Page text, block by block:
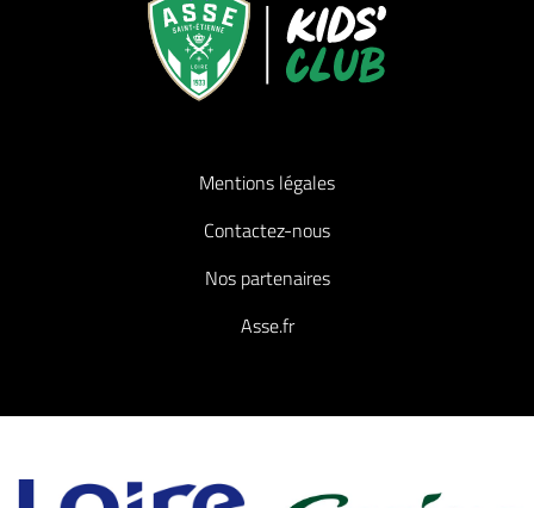
Mentions légales
Contactez-nous
Nos partenaires
Asse.fr